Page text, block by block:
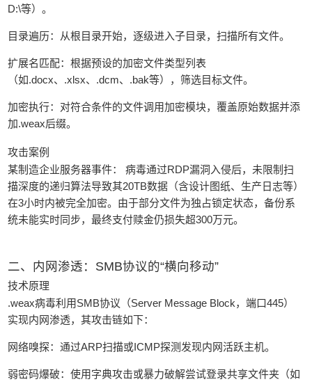
D:\等）。
目录遍历：从根目录开始，逐级进入子目录，扫描所有文件。
扩展名匹配：根据预设的加密文件类型列表
（如.docx、.xlsx、.dcm、.bak等），筛选目标文件。
加密执行：对符合条件的文件调用加密模块，覆盖原始数据并添
加.weax后缀。
攻击案例
某制造企业服务器事件： 病毒通过RDP漏洞入侵后，未限制扫
描深度的递归算法导致其20TB数据（含设计图纸、生产日志等）
在3小时内被完全加密。由于部分文件为独占锁定状态，备份系
统未能实时同步，最终支付赎金仍损失超300万元。
二、内网渗透：SMB协议的“横向移动”
技术原理
.weax病毒利用SMB协议（Server Message Block，端口445）
实现内网渗透，其攻击链如下：
网络嗅探：通过ARP扫描或ICMP探测发现内网活跃主机。
弱密码爆破：使用字典攻击或暴力破解尝试登录共享文件夹（如